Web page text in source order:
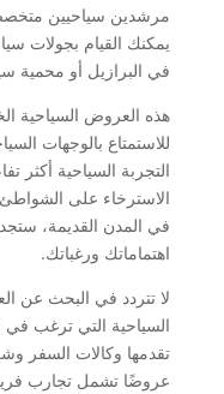
مرشدين سياحيين
يمكنك القيام بجولات
في البرازيل أو محمية
هذه العروض السياحية
للاستمتاع بالوجهات
التجربة السياحية
الاسترخاء على الشواطئ
في المدن القديمة،
اهتماماتك ورغباتك.
لا تتردد في البحث عن
السياحية التي ترغب
تقدمها وكالات السفر
عروضًا تشمل تجارب